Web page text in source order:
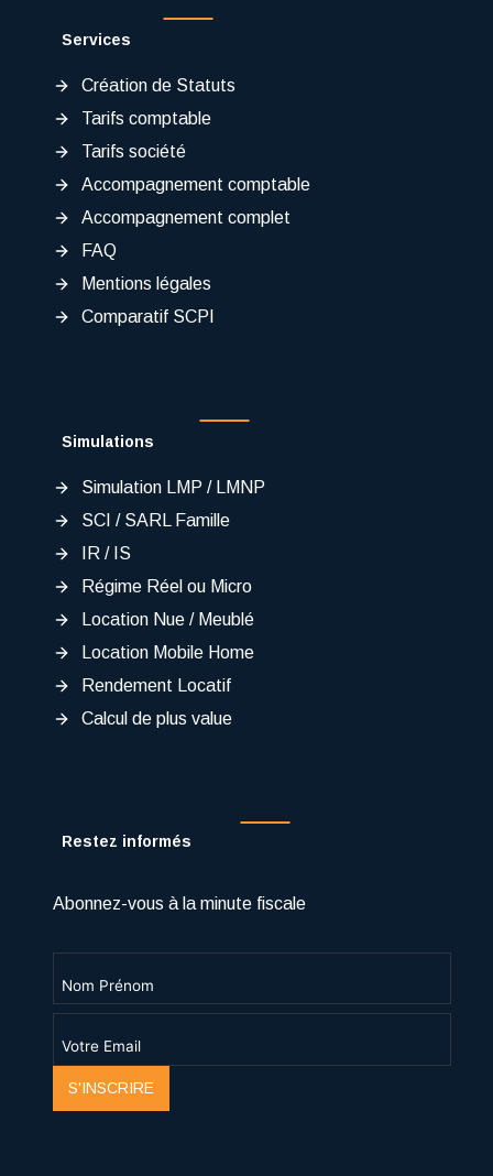
Services
Création de Statuts
Tarifs comptable
Tarifs société
Accompagnement comptable
Accompagnement complet
FAQ
Mentions légales
Comparatif SCPI
Simulations
Simulation LMP / LMNP
SCI / SARL Famille
IR / IS
Régime Réel ou Micro
Location Nue / Meublé
Location Mobile Home
Rendement Locatif
Calcul de plus value
Restez informés
Abonnez-vous à la minute fiscale
S'INSCRIRE